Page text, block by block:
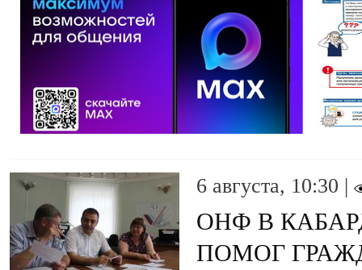
6 августа, 10:30 |
ОНФ В
ПОМОГ